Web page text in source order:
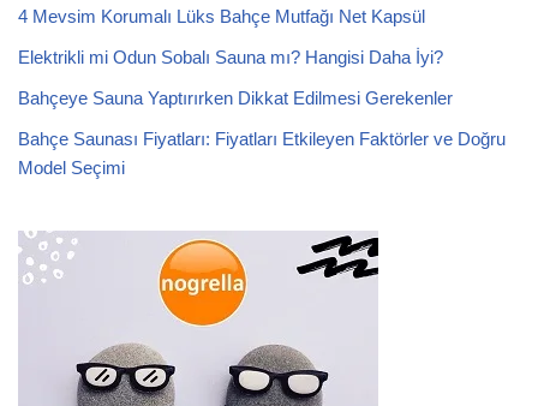
4 Mevsim Korumalı Lüks Bahçe Mutfağı Net Kapsül
Elektrikli mi Odun Sobalı Sauna mı? Hangisi Daha İyi?
Bahçeye Sauna Yaptırırken Dikkat Edilmesi Gerekenler
Bahçe Saunası Fiyatları: Fiyatları Etkileyen Faktörler ve Doğru
Model Seçimi